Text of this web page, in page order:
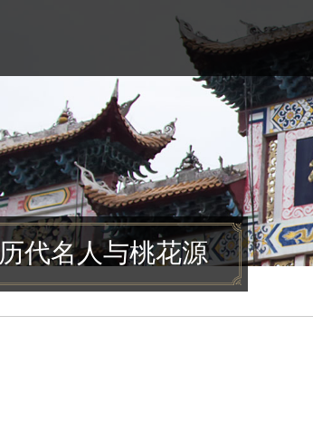
历代名人与桃花源